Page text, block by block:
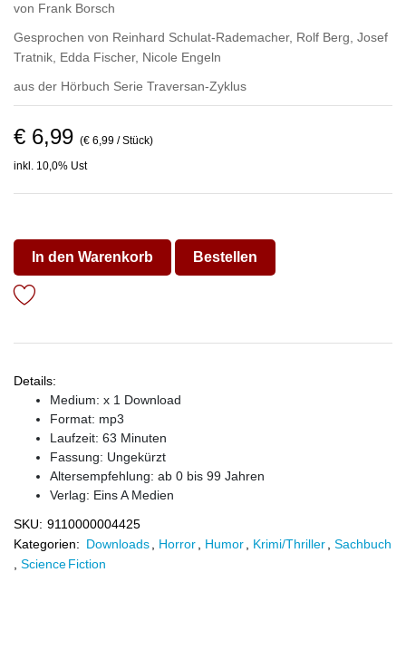
von Frank Borsch
Gesprochen von Reinhard Schulat-Rademacher, Rolf Berg Josef
Tratnik Edda Fischer, Nicole Engeln
aus der Hörbuch Serie Traversan-Zyklus
€ 6,99 (€ 6,99 / Stück)
inkl. 10,0% Ust
In den Warenkorb Bestellen
Details:
Medium: x 1 Download
Format: mp3
Laufzeit: 63 Minuten
Fassung: Ungekürzt
Altersempfehlung: ab 0 bis 99 Jahren
Verlag: Eins A Medien
SKU: 9110000004425
Kategorien: Downloads Horror Humor Krimi/Thriller
Sachbuch
Science Fiction